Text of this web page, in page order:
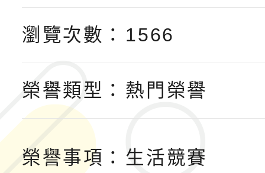
年八月份教師研習
國立成功大學辦理「台
融平台-教案暨教學示
115學年度「學習扶助
計畫子計畫十一-2：國
小時認證研習計畫」
115年度「教育部表揚
義教育推展貢獻獎」實
瀏覽次數： 1566
榮譽類型： 熱門榮譽
榮譽事項： 生活競賽